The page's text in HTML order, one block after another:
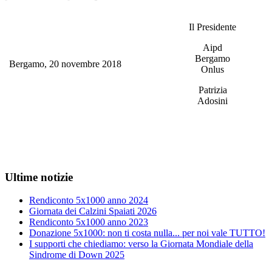
Bergamo, 20 novembre 2018
Il Presidente
Aipd
Bergamo
Onlus
Patrizia
Adosini
Ultime notizie
Rendiconto 5x1000 anno 2024
Giornata dei Calzini Spaiati 2026
Rendiconto 5x1000 anno 2023
Donazione 5x1000: non ti costa nulla... per noi vale TUTTO!
I supporti che chiediamo: verso la Giornata Mondiale della
Sindrome di Down 2025